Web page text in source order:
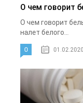
О чем говорит
О чем говорит
налет белого...
0 01.02.2020